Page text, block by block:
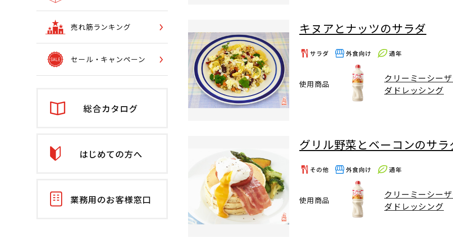
売れ筋ランキング
セール・キャンペーン
総合カタログ
はじめての方へ
業務用のお客様窓口
キヌアとナッツのサラダ
使用商品
クリーミーシー
ダドレッシング
グリル野菜とベーコンのサ
使用商品
クリーミーシー
ダドレッシング